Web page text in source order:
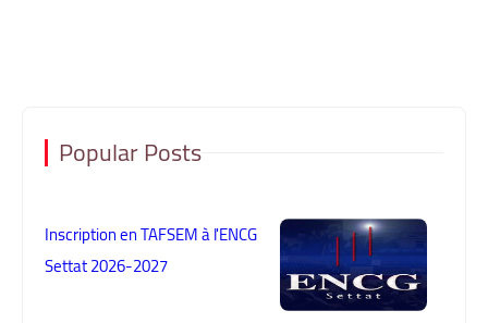
Popular Posts
Inscription en TAFSEM à l'ENCG
Settat 2026-2027